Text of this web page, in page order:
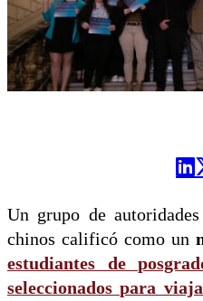
Un grupo de
chinos calificó como un
estudiantes de
seleccionados para